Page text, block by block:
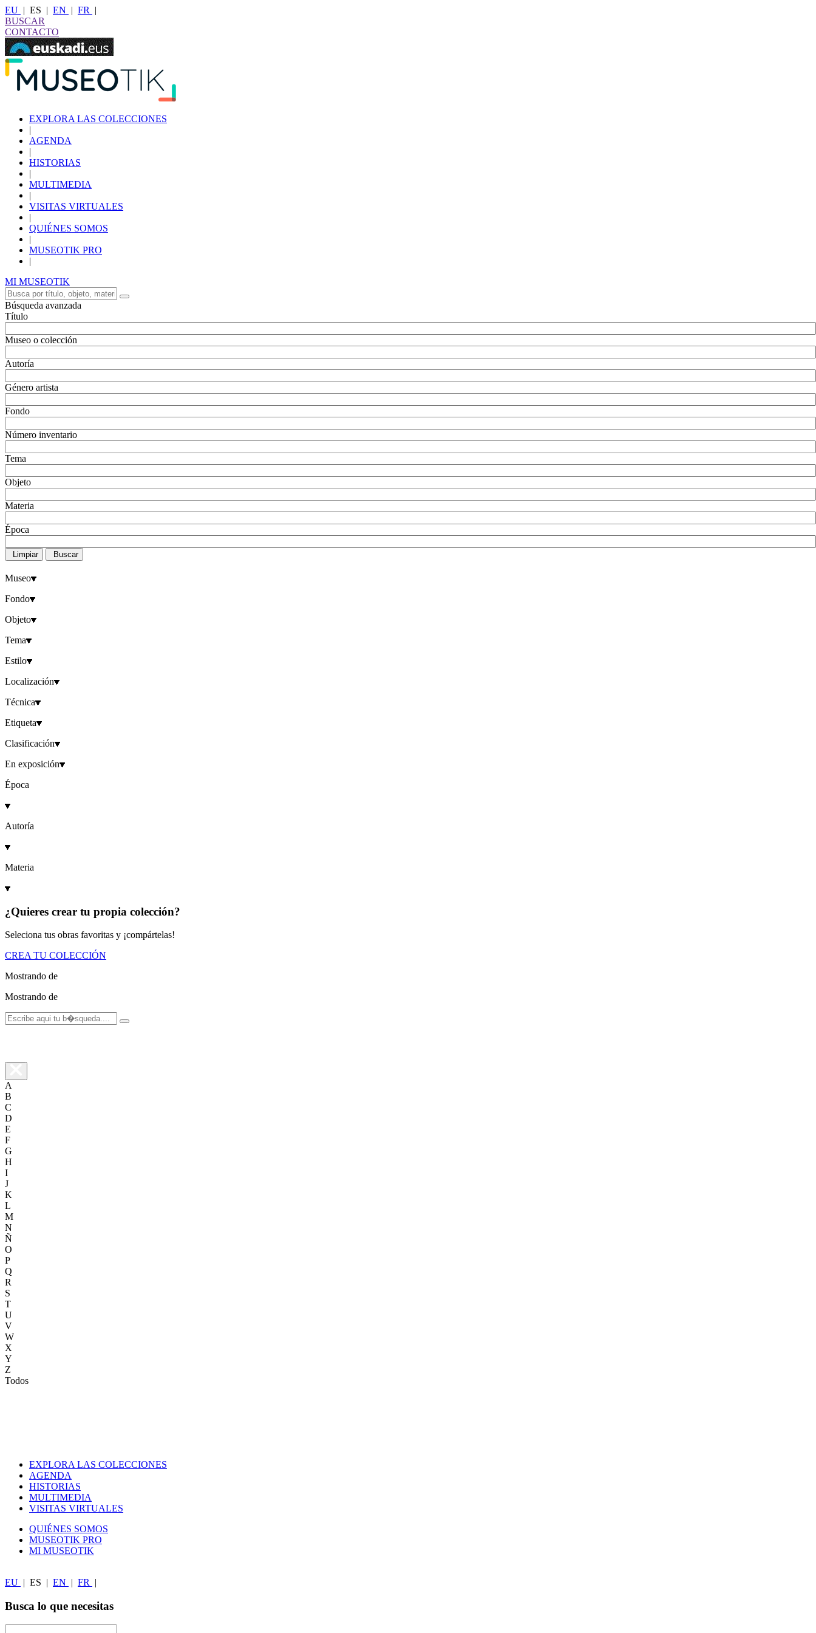
EU | ES | EN | FR
|
BUSCAR
CONTACTO
EXPLORA LAS COLECCIONES
|
AGENDA
|
HISTORIAS
|
MULTIMEDIA
|
VISITAS VIRTUALES
|
QUIÉNES SOMOS
|
MUSEOTIK PRO
|
MI MUSEOTIK
Búsqueda avanzada
Título
Museo o colección
Autoría
Género artista
Fondo
Número inventario
Tema
Objeto
Materia
Época
Limpiar Buscar
Museo
Fondo
Objeto
Tema
Estilo
Localización
Técnica
Etiqueta
Clasificación
En exposición
Época
Autoría
Materia
¿Quieres crear tu propia colección?
Seleciona tus obras favoritas y ¡compártelas!
CREA TU COLECCIÓN
Mostrando de
Mostrando de
A
B
C
D
E
F
G
H
I
J
K
L
M
N
Ñ
O
P
Q
R
S
T
U
V
W
X
Y
Z
Todos
EXPLORA LAS COLECCIONES
AGENDA
HISTORIAS
MULTIMEDIA
VISITAS VIRTUALES
QUIÉNES SOMOS
MUSEOTIK PRO
MI MUSEOTIK
EU ES EN FR
Busca lo que necesitas